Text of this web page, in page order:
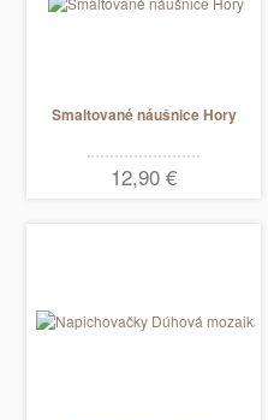
Smaltované náušnice Hory
12,90 €